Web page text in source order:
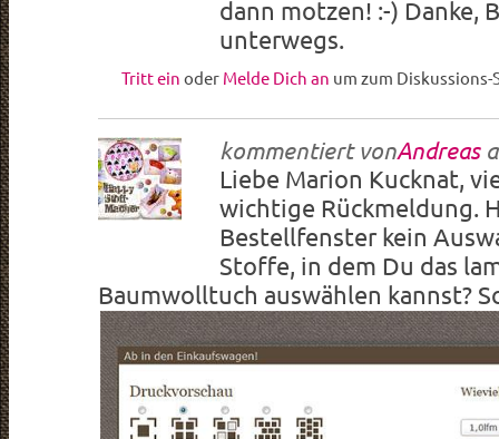
dann motzen! :-) Danke,
unterwegs.
Tritt ein oder Melde Dich an um zum
kommentiert vonAndreas
Liebe Marion Kucknat,
wichtige Rückmeldung.
Bestellfenster kein
Stoffe, in dem Du das
Baumwolltuch auswählen kannst?